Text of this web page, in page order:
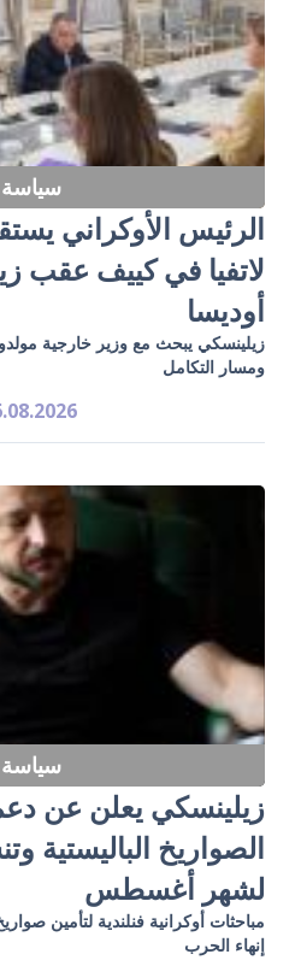
سياسة
الرئيس الأوكراني
لاتفيا في كييف عقب
أوديسا
زيلينسكي يبحث مع وزير خارجية
ومسار التكامل
سياسة
زيلينسكي يعلن عن
الصواريخ
لشهر أغسطس
مباحثات أوكرانية فنلندية لتأمين
إنهاء الحرب